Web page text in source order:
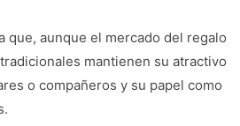
que, aunque el mercado del regalo
mantienen su atractivo
o compañeros y su papel como